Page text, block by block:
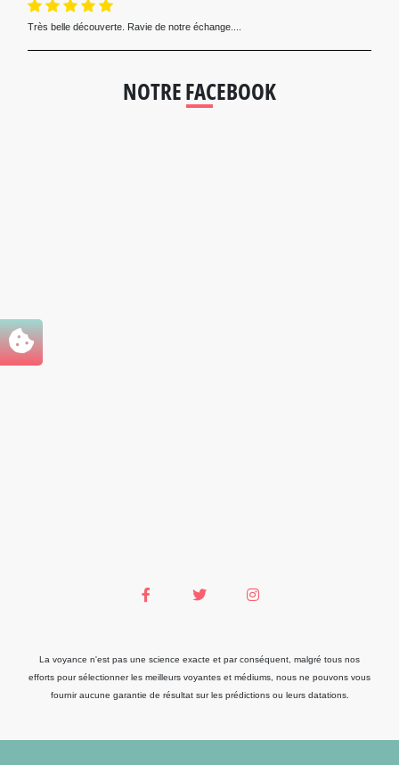
Très belle découverte. Ravie de notre échange....
NOTRE FACEBOOK
La voyance n'est pas une science exacte et par conséquent, malgré tous nos
efforts pour sélectionner les meilleurs voyantes et médiums, nous ne pouvons vous
fournir aucune garantie de résultat sur les prédictions ou leurs datations.